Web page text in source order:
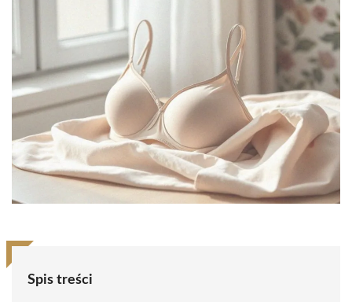
Spis treści